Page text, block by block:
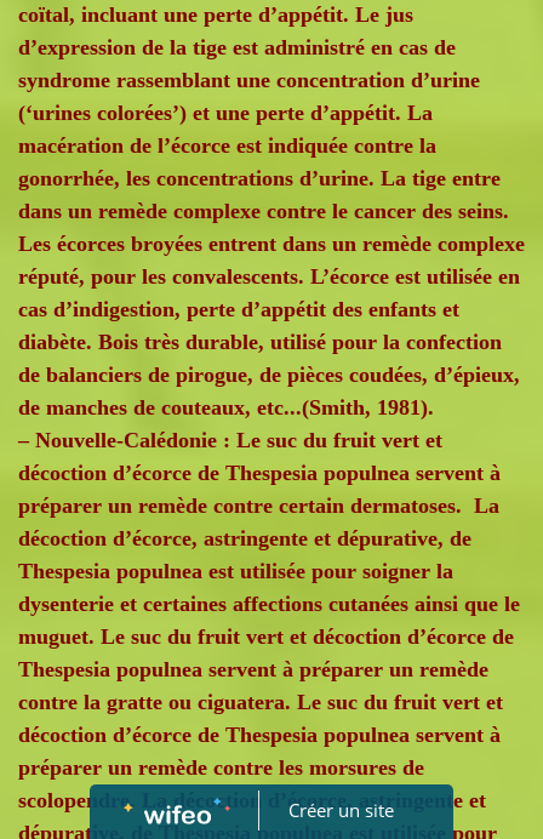
coïtal, incluant une perte d’appétit. Le jus
d’expression de la tige est administré en cas de
syndrome rassemblant une concentration d’urine
(‘urines colorées’) et une perte d’appétit. La
macération de l’écorce est indiquée contre la
gonorrhée, les concentrations d’urine. La tige entre
dans un remède complexe contre le cancer des seins.
Les écorces broyées entrent dans un remède complexe
réputé, pour les convalescents. L’écorce est utilisée en
cas d’indigestion, perte d’appétit des enfants et
diabète. Bois très durable, utilisé pour la confection
de balanciers de pirogue, de pièces coudées, d’épieux,
de manches de couteaux, etc...(Smith, 1981).
– Nouvelle-Calédonie : Le suc du fruit vert et
décoction d’écorce de Thespesia populnea servent à
préparer un remède contre certain dermatoses. La
décoction d’écorce, astringente et dépurative, de
Thespesia populnea est utilisée pour soigner la
dysenterie et certaines affections cutanées ainsi que le
muguet. Le suc du fruit vert et décoction d’écorce de
Thespesia populnea servent à préparer un remède
contre la gratte ou ciguatera. Le suc du fruit vert et
décoction d’écorce de Thespesia populnea servent à
préparer un remède contre les morsures de
scolopendre. La décoction d’écorce, astringente et
dépurative, de Thespesia populnea est utilisée pour
Créer un site